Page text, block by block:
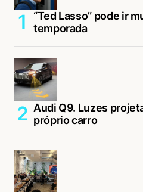
“Ted Lasso” pode ir
temporada
Audi Q9. Luzes
próprio carro